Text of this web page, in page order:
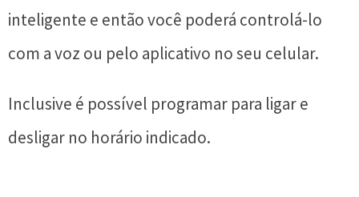
inteligente e então você poderá controlá-lo
com a voz ou pelo aplicativo no seu celular.
Inclusive é possível programar para ligar e
desligar no horário indicado.